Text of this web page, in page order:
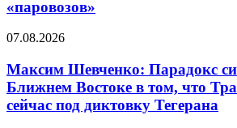
«паровозов»
07.08.2026
Максим Шевченко: Парадокс
Ближнем Востоке в том, что
сейчас под диктовку Тегерана